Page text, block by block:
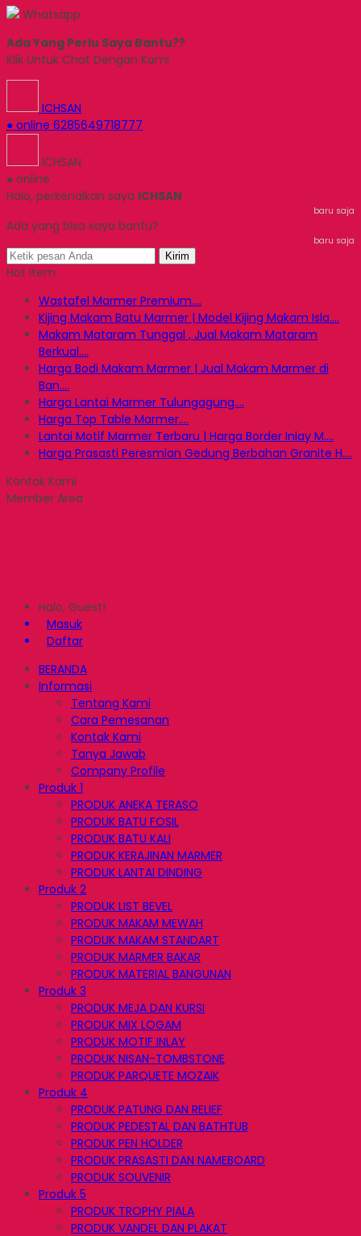
Whatsapp
Ada Yang Perlu Saya Bantu??
Klik Untuk Chat Dengan Kami
ICHSAN
● online 6285649718777
ICHSAN
● online
Halo, perkenalkan saya ICHSAN
baru saja
Ada yang bisa saya bantu?
baru saja
Kirim
Hot Item
Wastafel Marmer Premium....
Kijing Makam Batu Marmer | Model Kijing Makam Isla....
Makam Mataram Tunggal , Jual Makam Mataram
Berkual....
Harga Bodi Makam Marmer | Jual Makam Marmer di
Ban....
Harga Lantai Marmer Tulungagung....
Harga Top Table Marmer....
Lantai Motif Marmer Terbaru | Harga Border Inlay M....
Harga Prasasti Peresmian Gedung Berbahan Granite H....
Kontak Kami
Member Area
Halo, Guest!
Masuk
Daftar
BERANDA
Informasi
Tentang Kami
Cara Pemesanan
Kontak Kami
Tanya Jawab
Company Profile
Produk 1
PRODUK ANEKA TERASO
PRODUK BATU FOSIL
PRODUK BATU KALI
PRODUK KERAJINAN MARMER
PRODUK LANTAI DINDING
Produk 2
PRODUK LIST BEVEL
PRODUK MAKAM MEWAH
PRODUK MAKAM STANDART
PRODUK MARMER BAKAR
PRODUK MATERIAL BANGUNAN
Produk 3
PRODUK MEJA DAN KURSI
PRODUK MIX LOGAM
PRODUK MOTIF INLAY
PRODUK NISAN-TOMBSTONE
PRODUK PARQUETE MOZAIK
Produk 4
PRODUK PATUNG DAN RELIEF
PRODUK PEDESTAL DAN BATHTUB
PRODUK PEN HOLDER
PRODUK PRASASTI DAN NAMEBOARD
PRODUK SOUVENIR
Produk 5
PRODUK TROPHY PIALA
PRODUK VANDEL DAN PLAKAT